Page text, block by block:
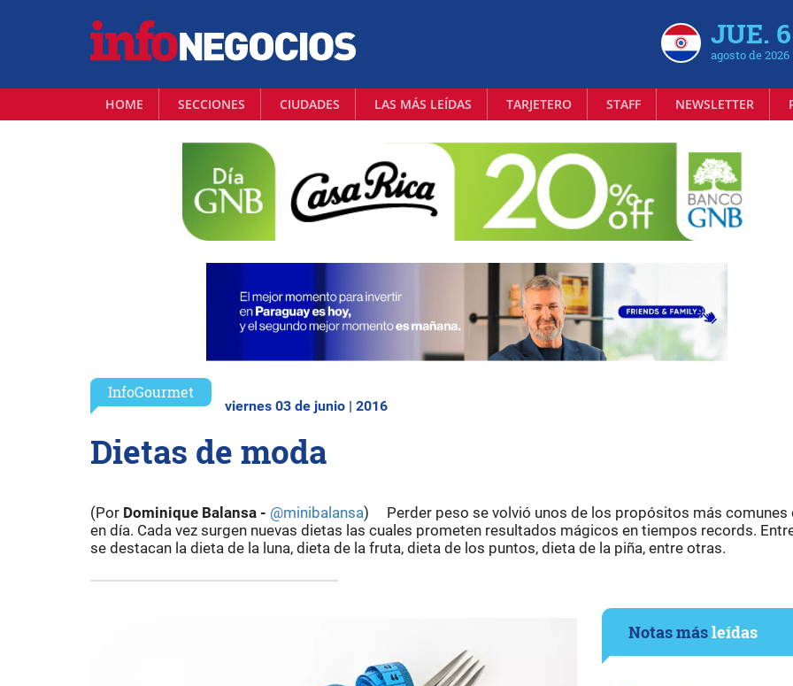
JUE. 6
agosto de 2026
HOME SECCIONES CIUDADES LAS MÁS LEÍDAS TARJETERO STAFF NEWSLETTER
InfoGourmet
viernes 03 de junio | 2016
Dietas de moda
(Por Dominique Balansa - @minibalansa) Perder peso se volvió unos de los propósitos más comunes
en día. Cada vez surgen nuevas dietas las cuales prometen resultados mágicos en tiempos records.
se destacan la dieta de la luna, dieta de la fruta, dieta de los puntos, dieta de la piña, entre otras.
Notas másleídas